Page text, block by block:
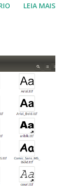
(ABNT), exige
Linux abra o
install ttf-
e avance
uso clicando
veja se as
Caso
$ sudo
LEIA MAIS